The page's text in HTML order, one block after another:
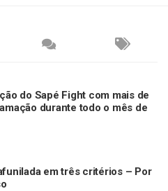
do Sapé Fight com mais de
durante todo o mês de
em três critérios – Por